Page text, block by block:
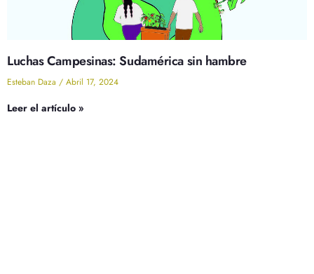
Luchas Campesinas: Sudamérica sin hambre
Esteban Daza Abril 17, 2024
Leer el artículo »